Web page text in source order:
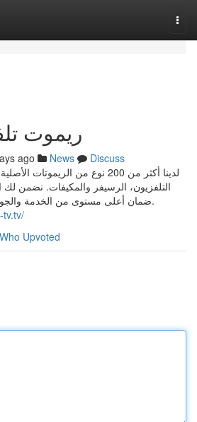
ريموت
ago News
Discuss
لدينا أكثر من 200 نوع من
التلفزيون، الرسيفر والمكيفات. نضمن لك
ضمان أعلى مستوى من الخدمة والجودة في كافة مناطق الكويت.
tv.tv/
Who Upvoted